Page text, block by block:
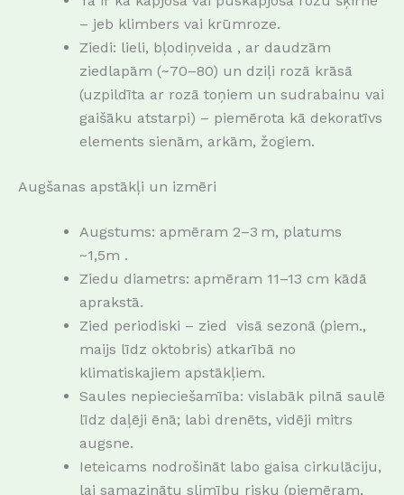
– jeb ­klimbers vai krūmroze.
Ziedi: lieli, bļodiņveida , ar daudzām
ziedlapām (~70–80) un dziļi rozā krāsā
(uzpildīta ar rozā toņiem un sudrabainu vai
gaišāku atstarpi) – piemērota kā dekoratīvs
elements sienām, arkām, žogiem.
Augšanas apstākļi un izmēri
Augstums: apmēram 2–3 m, platums
~1,5m .
Ziedu diametrs: apmēram 11–13 cm kādā
aprakstā.
Zied periodiski – zied visā sezonā (piem.,
maijs līdz oktobris) atkarībā no
klimatiskajiem apstākļiem.
Saules nepieciešamība: vislabāk pilnā saulē
līdz daļēji ēnā; labi drenēts, vidēji mitrs
augsne.
Ieteicams nodrošināt labo gaisa cirkulāciju,
lai samazinātu slimību risku (piemēram,